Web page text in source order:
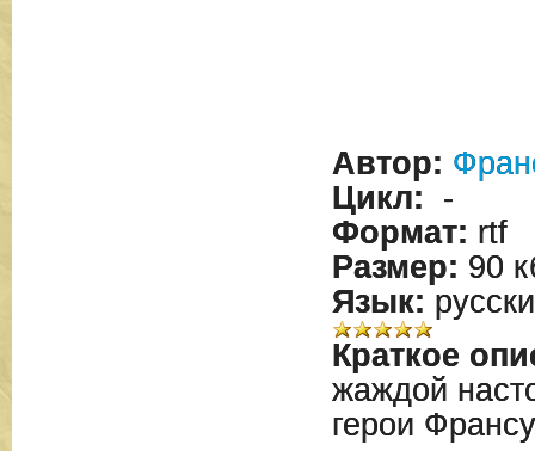
Автор:
Цикл: -
Формат: rtf
Размер: 90
Язык:
Краткое
жаждой
герои